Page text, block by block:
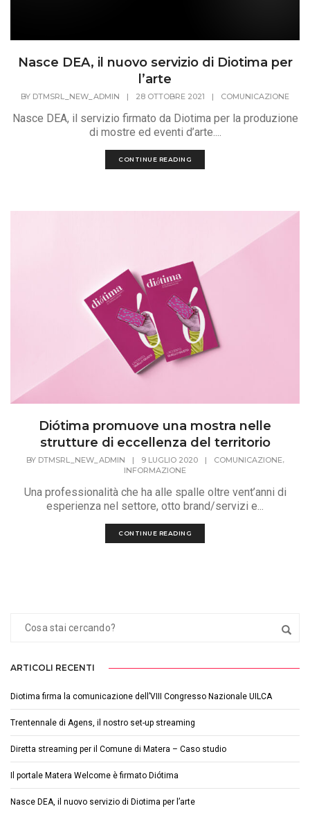
Nasce DEA, il nuovo servizio di Diotima per
l’arte
BY DTMSRL_NEW_ADMIN | 28 OTTOBRE 2021 | COMUNICAZIONE
Nasce DEA, il servizio firmato da Diotima per la produzione
di mostre ed eventi d’arte....
CONTINUE READING
Diótima promuove una mostra nelle
strutture di eccellenza del territorio
BY DTMSRL_NEW_ADMIN | 9 LUGLIO 2020 | COMUNICAZIONE,
INFORMAZIONE
Una professionalità che ha alle spalle oltre vent’anni di
esperienza nel settore, otto brand/servizi e...
CONTINUE READING
ARTICOLI RECENTI
Diotima firma la comunicazione dell’VIII Congresso Nazionale UILCA
Trentennale di Agens, il nostro set-up streaming
Diretta streaming per il Comune di Matera – Caso studio
Il portale Matera Welcome è firmato Diótima
Nasce DEA, il nuovo servizio di Diotima per l’arte